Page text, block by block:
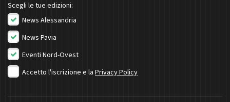
Scegli le tue edizioni:
News Alessandria
News Pavia
Eventi Nord-Ovest
Accetto l'iscrizione e la Privacy Policy